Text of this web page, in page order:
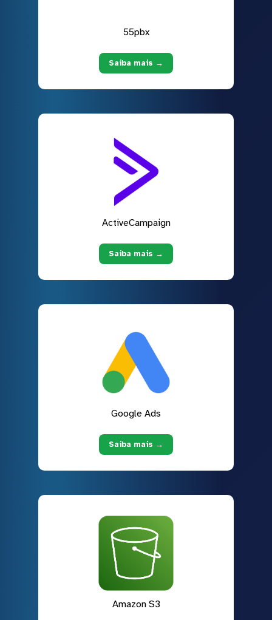
55pbx
Saiba mais →
ActiveCampaign
Saiba mais →
Google Ads
Saiba mais →
Amazon S3